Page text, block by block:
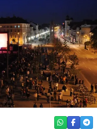
WHATSAPP